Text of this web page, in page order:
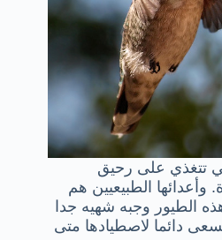
تتغذي على رحيق
الطبيعيين هم
الطيور وجبه شهيه جدا
دائما لاصطيادها متى